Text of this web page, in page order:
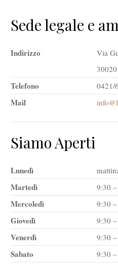
Sede legale e
Indirizzo
Via
Telefono 0421/
Mail
Siamo Aperti
Lunedì
Martedì 9:30
Mercoledì 9:30
Giovedì 9:30
Venerdì 9:30
Sabato 9:30